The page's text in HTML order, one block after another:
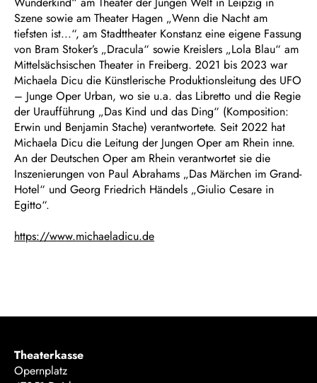
Szene sowie am Theater Hagen „Wenn die Nacht am
tiefsten ist...“, am Stadttheater Konstanz eine eigene Fassung
von Bram Stoker’s „Dracula“ sowie Kreislers „Lola Blau“ am
Mittelsächsischen Theater in Freiberg. 2021 bis 2023 war
Michaela Dicu die Künstlerische Produktionsleitung des UFO
– Junge Oper Urban, wo sie u.a. das Libretto und die Regie
der Uraufführung „Das Kind und das Ding“ (Komposition:
Erwin und Benjamin Stache) verantwortete. Seit 2022 hat
Michaela Dicu die Leitung der Jungen Oper am Rhein inne.
An der Deutschen Oper am Rhein verantwortet sie die
Inszenierungen von Paul Abrahams „Das Märchen im Grand-
Hotel“ und Georg Friedrich Händels „Giulio Cesare in
Egitto“.
https://www.michaeladicu.de
Theaterkasse
Opernplatz